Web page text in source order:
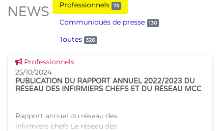
NEWS Professionnels 75
Communiqués de presse 130
Toutes 326
Voir cette news
Professionnels
25/10/2024
PUBLICATION DU RAPPORT ANNUEL 2022/2023 DU
RÉSEAU DES INFIRMIERS CHEFS ET DU RÉSEAU MCC
Rapport annuel du réseau des
infirmiers chefs Le réseau des